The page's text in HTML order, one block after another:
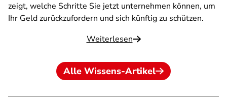
zeigt, welche Schritte Sie jetzt unternehmen können, um
Ihr Geld zurückzufordern und sich künftig zu schützen.
Weiterlesen
Alle Wissens-Artikel